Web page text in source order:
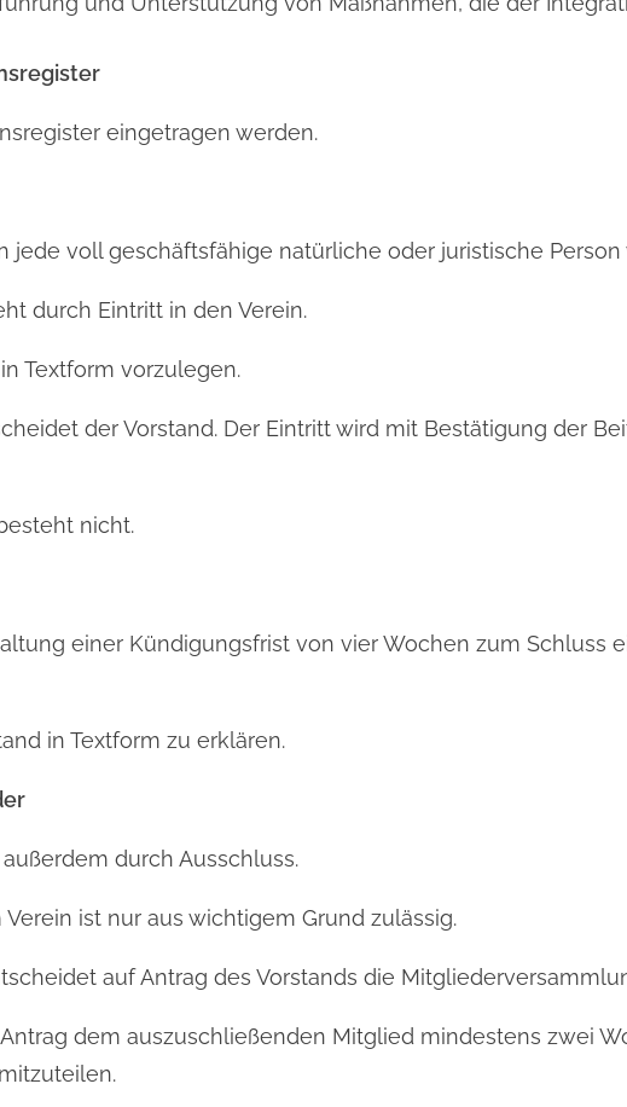
eingetragen werden.
jede voll geschäftsfähige natürliche oder juristische Person
durch Eintritt in den Verein.
Textform vorzulegen.
der Vorstand. Der Eintritt wird mit Bestätigung der
nicht.
einer Kündigungsfrist von vier Wochen zum Schluss
in Textform zu erklären.
durch Ausschluss.
ist nur aus wichtigem Grund zulässig.
auf Antrag des Vorstands die
dem auszuschließenden Mitglied mindestens zwei